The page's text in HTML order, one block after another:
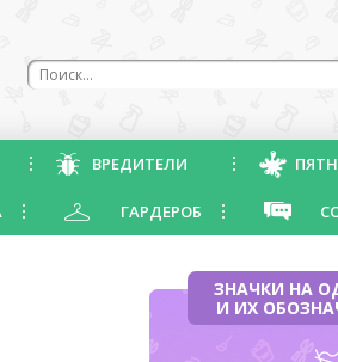
ВРЕДИТЕЛИ
ГАРДЕРОБ
ЗНАЧКИ НА
И ИХ